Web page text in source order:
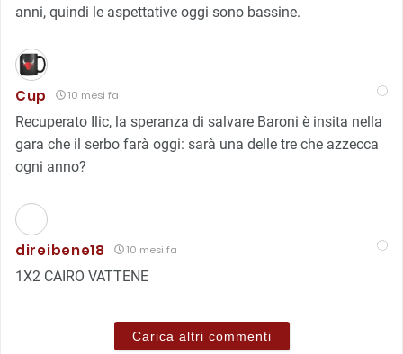
anni, quindi le aspettative oggi sono bassine.
Cup 10 mesi fa
Recuperato Ilic, la speranza di salvare Baroni è insita nella
gara che il serbo farà oggi: sarà una delle tre che azzecca
ogni anno?
direibene18 10 mesi fa
1X2 CAIRO VATTENE
Carica altri commenti